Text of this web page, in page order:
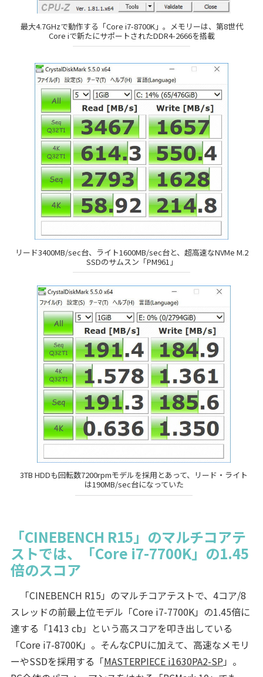
最大4.7GHzで動作する「Core i7-8700K」。メモリーは、第8世代
Core iで新たにサポートされたDDR4-2666を搭載
リード3400MB/sec台、ライト1600MB/sec台と、超高速なNVMe M.2
SSDのサムスン「PM961」
3TB HDDも回転数7200rpmモデルを採用とあって、リード・ライト
は190MB/sec台になっていた
「CINEBENCH R15」のマルチコアテ
ストでは、「Core i7-7700K」の1.45
倍のスコア
「CINEBENCH R15」のマルチコアテストで、4コア/8
スレッドの前最上位モデル「Core i7-7700K」の1.45倍に
達する「1413 cb」という高スコアを叩き出している
「Core i7-8700K」。そんなCPUに加えて、高速なメモリ
ーやSSDを採用する「MASTERPIECE i1630PA2-SP 」。